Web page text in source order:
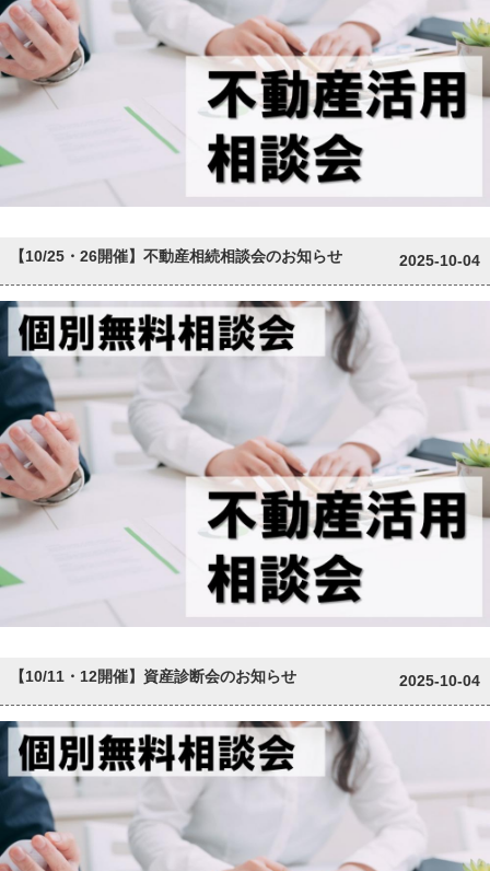
【10/25・26開催】不動産相続相談会のお知らせ 2025-10-04
【10/11・12開催】資産診断会のお知らせ 2025-10-04